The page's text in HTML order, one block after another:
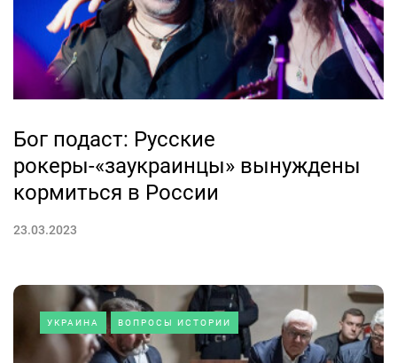
Бог подаст: Русские
рокеры-«заукраинцы» вынуждены
кормиться в России
23.03.2023
УКРАИНА ВОПРОСЫ ИСТОРИИ